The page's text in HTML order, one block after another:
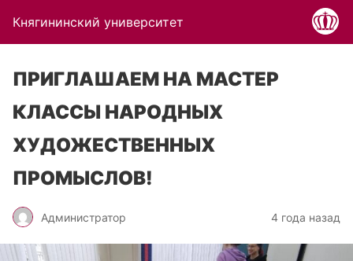
Княгининский университет
ПРИГЛАШАЕМ НА МАСТЕР
КЛАССЫ НАРОДНЫХ
ХУДОЖЕСТВЕННЫХ
ПРОМЫСЛОВ!
Администратор 4 года назад